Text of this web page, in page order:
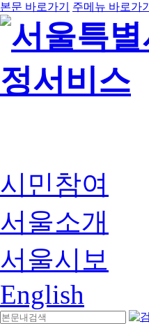
본문 바로가기 주메뉴 바로가기
시민참여
서울소개
서울시보
English